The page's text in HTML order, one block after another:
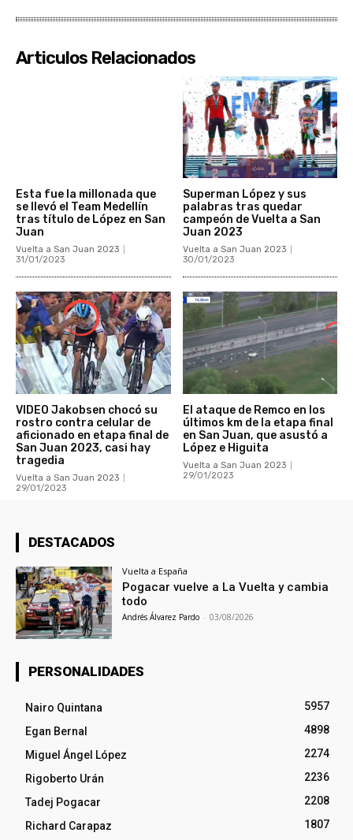
Articulos Relacionados
Esta fue la millonada que
se llevó el Team Medellín
tras título de López en San
Juan
Vuelta a San Juan 2023
31/01/2023
Superman López y sus
palabras tras quedar
campeón de Vuelta a San
Juan 2023
Vuelta a San Juan 2023
30/01/2023
VIDEO Jakobsen chocó su
rostro contra celular de
aficionado en etapa final de
San Juan 2023, casi hay
tragedia
Vuelta a San Juan 2023
29/01/2023
El ataque de Remco en los
últimos km de la etapa final
en San Juan, que asustó a
López e Higuita
Vuelta a San Juan 2023
29/01/2023
DESTACADOS
Vuelta a España
Pogacar vuelve a La Vuelta y cambia
todo
Andrés Álvarez Pardo - 03/08/2026
PERSONALIDADES
Nairo Quintana
5957
Egan Bernal
4898
Miguel Ángel López
2274
Rigoberto Urán
2236
Tadej Pogacar
2208
Richard Carapaz
1807